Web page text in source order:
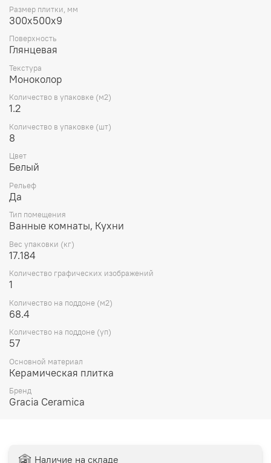
Размер плитки, мм
300х500х9
Поверхность
Глянцевая
Текстура
Моноколор
Количество в упаковке (м2)
1.2
Количество в упаковке (шт)
8
Цвет
Белый
Рельеф
Да
Тип помещения
Ванные комнаты, Кухни
Вес упаковки (кг)
17.184
Количество графических изображений
1
Количество на поддоне (м2)
68.4
Количество на поддоне (уп)
57
Основной материал
Керамическая плитка
Бренд
Gracia Ceramica
Наличие на складе